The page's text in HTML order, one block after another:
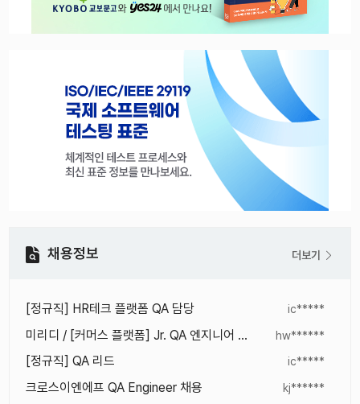
채용정보 더보기
[정규직] HR테크 플랫폼 QA 담당 ic*****
미리디 / [커머스 플랫폼] Jr. QA 엔지니어 채용 공고 hw******
[정규직] QA 리드 ic*****
크로스이엔에프 QA Engineer 채용 kj******